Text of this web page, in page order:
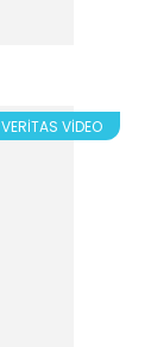
VERITAS VIDEO